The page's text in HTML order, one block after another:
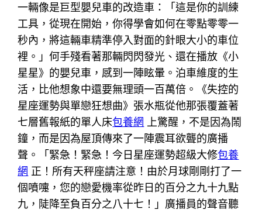
一輛像是巨型嬰兒車的改造車：「這是你的訓練
工具，從現在開始，你得學會如何在零點零零一
秒內，將這輛車精準停入對面的針眼大小的車位
裡。」何手殘看著那輛閃閃發光、還在播放《小
星星》的嬰兒車，感到一陣眩暈。泊車維度的生
活，比他想象中還要無理頭一百萬倍。《失控的
星座運勢與單戀狂想曲》張水瓶從他那張覆蓋著
七層舊報紙的單人床包養網
上驚醒，不是因為鬧
鐘，而是因為屋頂傳來了一陣震耳欲聾的廣播
聲。「緊急！緊急！今日星座運勢超級大修包養
網 正！所有天秤座請注意！由於月球剛剛打了一
個噴嚏，您的戀愛機率從昨日的百分之九十九點
九，陡降至負百分之八十七！」廣播員的聲音聽